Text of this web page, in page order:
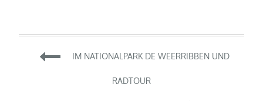
Beitragsnavigation
IM NATIONALPARK DE WEERRIBBEN UND
RADTOUR